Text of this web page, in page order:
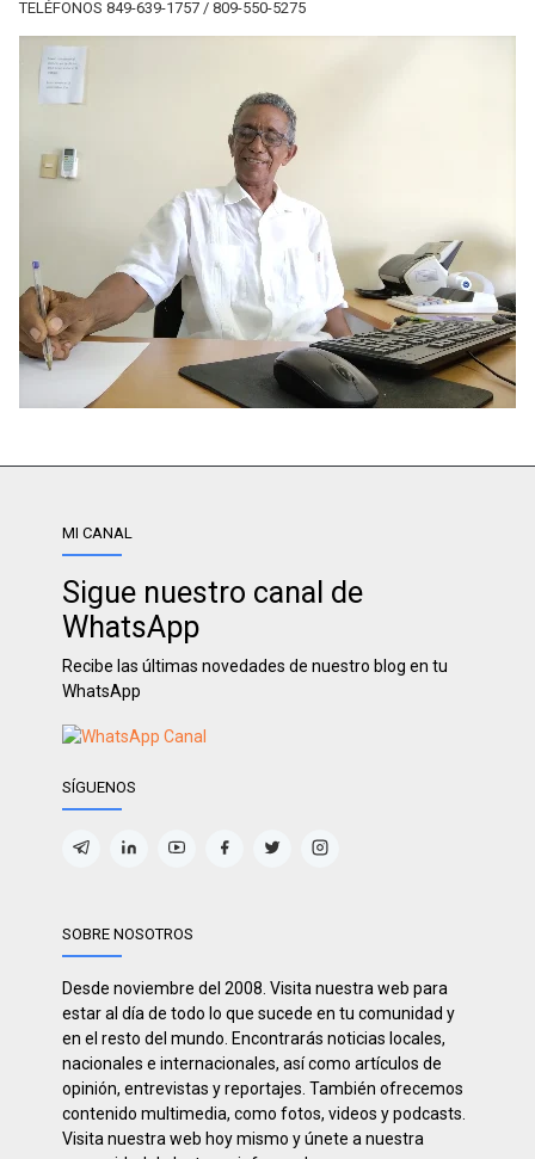
TELÉFONOS 849-639-1757 / 809-550-5275
MI CANAL
Sigue nuestro canal de
WhatsApp
Recibe las últimas novedades de nuestro blog en tu
WhatsApp
SÍGUENOS
SOBRE NOSOTROS
Desde noviembre del 2008. Visita nuestra web para
estar al día de todo lo que sucede en tu comunidad y
en el resto del mundo. Encontrarás noticias locales,
nacionales e internacionales, así como artículos de
opinión, entrevistas y reportajes. También ofrecemos
contenido multimedia, como fotos, videos y podcasts.
Visita nuestra web hoy mismo y únete a nuestra